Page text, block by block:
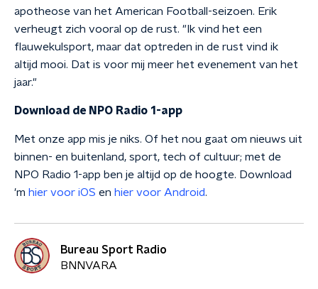
apotheose van het American Football-seizoen. Erik
verheugt zich vooral op de rust. "Ik vind het een
flauwekulsport, maar dat optreden in de rust vind ik
altijd mooi. Dat is voor mij meer het evenement van het
jaar."
Download de NPO Radio 1-app
Met onze app mis je niks. Of het nou gaat om nieuws uit
binnen- en buitenland, sport, tech of cultuur; met de
NPO Radio 1-app ben je altijd op de hoogte. Download
'm hier voor iOS en hier voor Android.
Bureau Sport Radio
BNNVARA